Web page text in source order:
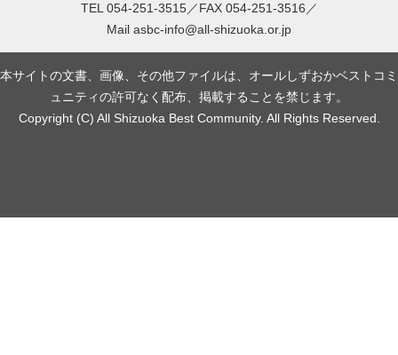
TEL 054-251-3515／FAX 054-251-3516／
Mail asbc-info@all-shizuoka.or.jp
本サイトの文書、画像、その他ファイルは、オールしずおかベストコミ
ュニティの許可なく配布、掲載することを禁じます。
Copyright (C) All Shizuoka Best Community. All Rights Reserved.